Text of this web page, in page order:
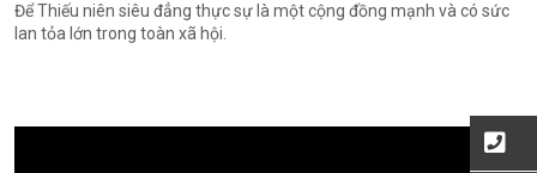
Để Thiếu niên siêu đẳng thực sự là một cộng đồng mạnh và có sức
lan tỏa lớn trong toàn xã hội.